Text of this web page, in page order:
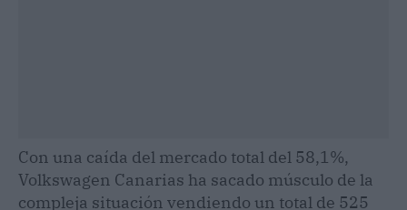
Con una caída del mercado total del 58,1%,
Volkswagen Canarias ha sacado músculo de la
compleja situación vendiendo un total de 525